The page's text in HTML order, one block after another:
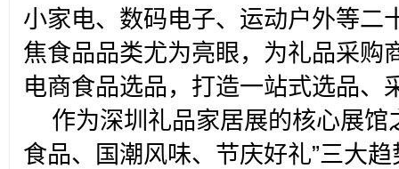
小家电、数码电子、运动户外等二
焦食品品类尤为亮眼，为礼品采购
电商食品选品，打造一站式选品、
作为深圳礼品家居展的核心展馆
食品、国潮风味、节庆好礼”三大